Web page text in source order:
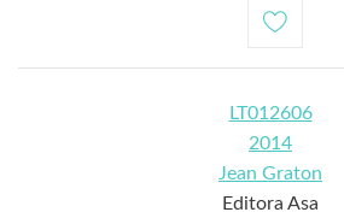
LT012606
2014
Jean Graton
Editora Asa